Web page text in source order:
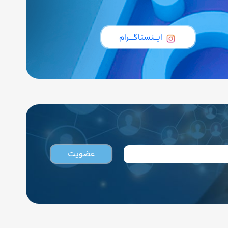
ایــنستاگـــرام
عضویت